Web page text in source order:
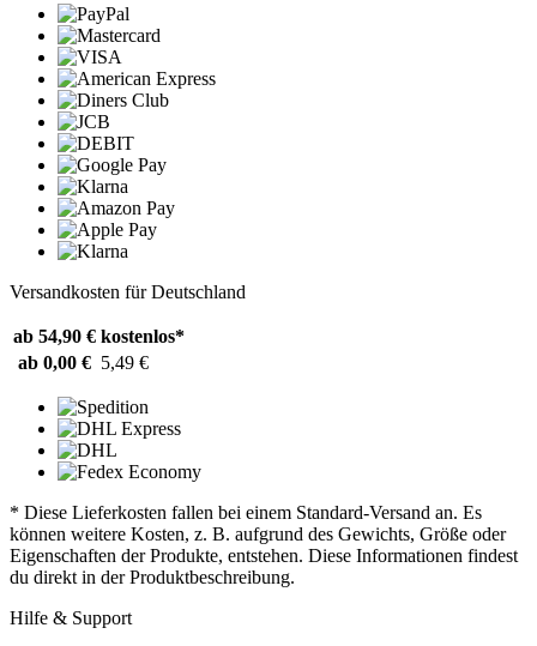
Versandkosten für Deutschland
ab 54,90 € kostenlos*
ab 0,00 € 5,49 €
* Diese Lieferkosten fallen bei einem Standard-Versand an. Es
können weitere Kosten, z. B. aufgrund des Gewichts, Größe oder
Eigenschaften der Produkte, entstehen. Diese Informationen findest
du direkt in der Produktbeschreibung.
Hilfe & Support